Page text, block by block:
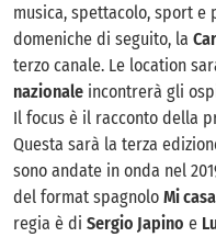
musica, spettacolo, sport e
domeniche di seguito, la
terzo canale. Le location
nazionale incontrerà gli
Il focus è il racconto della
Questa sarà la terza
sono andate in onda nel
del format spagnolo Mi
regia è di Sergio Japino e